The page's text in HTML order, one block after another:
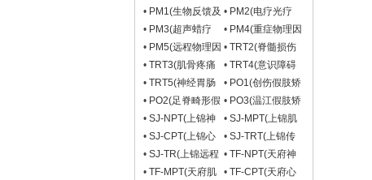
慧康复组)
复组)
• PM1(生物反馈及
水疗组)
• PM2(电疗光疗
组)
• PM3(超声蜡疗
组)
• PM4(重症物理因
子治疗组)
• PM5(远程物理因
子治疗组)
• TRT2(脊髓损伤
传统康复组)
• TRT3(肌骨疼痛
传统康复组)
• TRT4(意识障碍
传统康复组)
• TRT5(神经胃肠
传统康复组)
• PO1(创伤假肢矫
形治疗组/本部)
• PO2(足脊畸形假
肢矫形治疗组/本
部)
• PO3(温江假肢矫
形治疗组/温江)
• SJ-NPT(上锦神
经物理治疗组)
• SJ-MPT(上锦肌
骨物理治疗组)
• SJ-CPT(上锦心
肺与重症物理治疗
组)
• SJ-TRT(上锦传
统康复组)
• SJ-TR(上锦远程
康复组)
• TF-NPT(天府神
经物理治疗组)
• TF-MPT(天府肌
• TF-CPT(天府心